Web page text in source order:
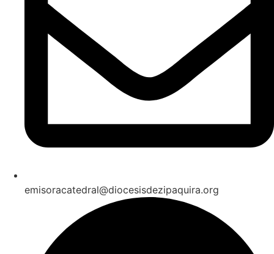
emisoracatedral@diocesisdezipaquira.org